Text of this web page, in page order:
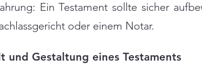
Ein Testament sollte sicher
oder einem Notar.
und Gestaltung eines Testaments